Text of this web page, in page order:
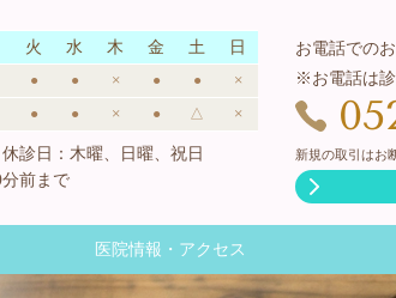
火 水 木 金 土
日
● ● × ● ● ×
● ● × ● △ ×
診日：木曜、日曜、祝日
前まで
お電話での
※お電話は
新規の取引はお
医院情報・アクセス